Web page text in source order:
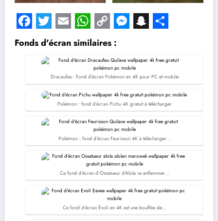
Facebook
Twitter
EmailWhatsApp
Copy
Link
Messenger
Snapchat
Share
Fonds d'écran similaires :
Dracaufeu - Fond d'écran Pokémon en 4K pour PC et mobile
Pokémon : fond d’écran Pichu 4K gratuit à télécharger
Pokémon : fond d’écran Feurisson 4K à télécharger…
Ce fond d’écran d’Ossatueur d’Alola va enflammer…
Ce fond d’écran Évoli en 4K est une bouffée de…